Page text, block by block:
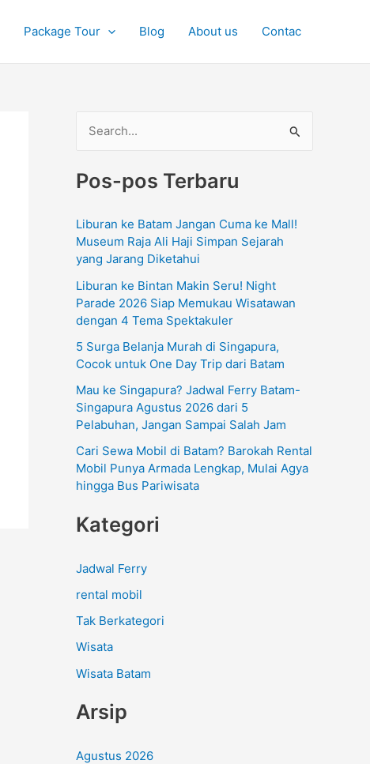
Package Tour Blog About us Contac
u
n
u
k
:
Pos-pos Terbaru
Liburan ke Batam Jangan Cuma ke Mall!
Museum Raja Ali Haji Simpan Sejarah
yang Jarang Diketahui
Liburan ke Bintan Makin Seru! Night
Parade 2026 Siap Memukau Wisatawan
dengan 4 Tema Spektakuler
5 Surga Belanja Murah di Singapura,
Cocok untuk One Day Trip dari Batam
Mau ke Singapura? Jadwal Ferry Batam-
Singapura Agustus 2026 dari 5
Pelabuhan, Jangan Sampai Salah Jam
Cari Sewa Mobil di Batam? Barokah Rental
Mobil Punya Armada Lengkap, Mulai Agya
hingga Bus Pariwisata
Kategori
Jadwal Ferry
rental mobil
Tak Berkategori
Wisata
Wisata Batam
Arsip
Agustus 2026